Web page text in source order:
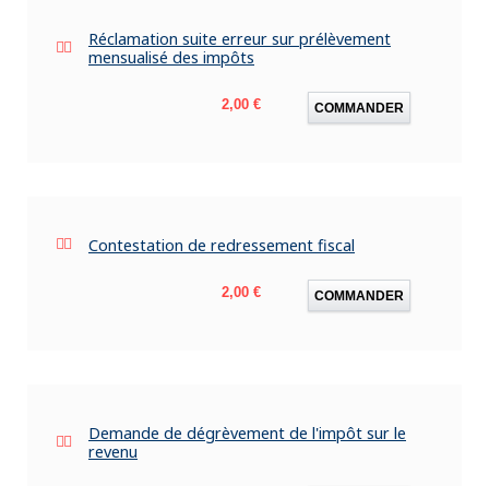
Réclamation suite erreur sur prélèvement
mensualisé des impôts
Prix
2,00 € COMMANDER
Contestation de redressement fiscal
Prix
2,00 € COMMANDER
Demande de dégrèvement de l'impôt sur le
revenu